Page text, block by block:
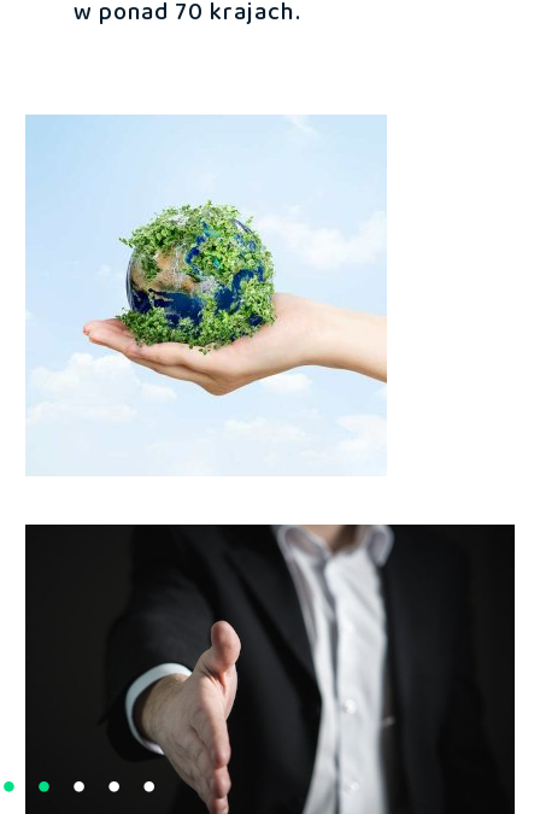
w ponad 70 krajach.